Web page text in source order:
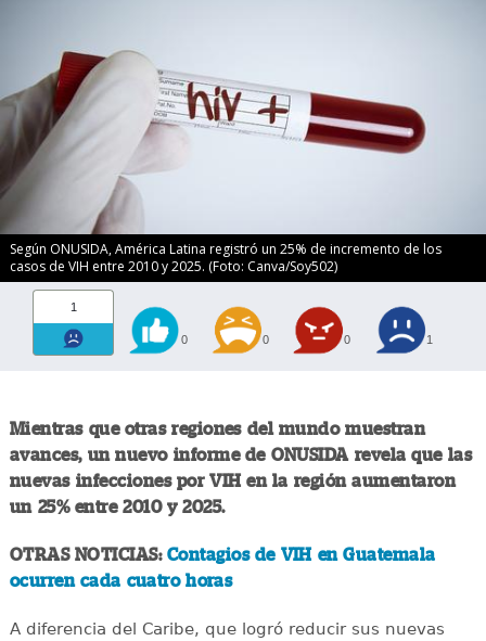
Según ONUSIDA, América Latina registró un 25% de incremento de los
casos de VIH entre 2010 y 2025. (Foto: Canva/Soy502)
1
0 0 0 1
Mientras que otras regiones del mundo muestran
avances, un nuevo informe de ONUSIDA revela que las
nuevas infecciones por VIH en la región aumentaron
un 25% entre 2010 y 2025.
OTRAS NOTICIAS: Contagios de VIH en Guatemala
ocurren cada cuatro horas
A diferencia del Caribe, que logró reducir sus nuevas